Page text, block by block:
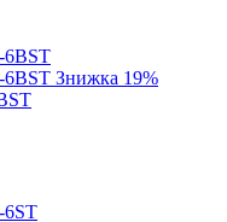
Знижка 19%